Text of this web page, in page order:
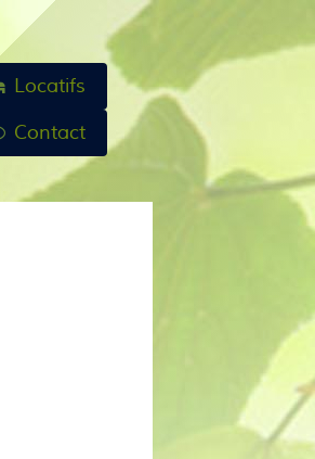
Locatifs
Contact